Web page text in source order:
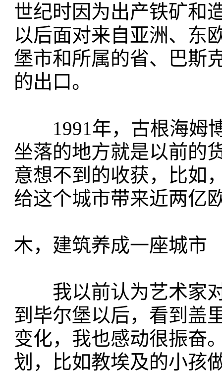
世纪时因为出产铁矿和
以后面对来自亚洲、东
堡市和所属的省、巴斯
的出口。
1991年，古根海姆博
坐落的地方就是以前的
意想不到的收获，比如
给这个城市带来近两亿
木，建筑养成一座城市
我以前认为艺术家对
到毕尔堡以后，看到盖
变化，我也感动很振奋
划，比如教埃及的小孩